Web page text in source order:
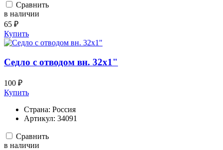
Сравнить
в наличии
65 ₽
Купить
Седло с отводом вн. 32х1"
100 ₽
Купить
Страна: Россия
Артикул: 34091
Сравнить
в наличии